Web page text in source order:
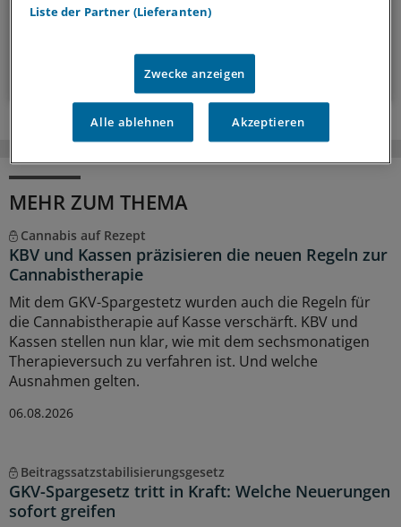
Zum Abonnieren bitte anmelden
MEHR ZUM THEMA
Cannabis auf Rezept
KBV und Kassen präzisieren die neuen Regeln zur
Cannabistherapie
Mit dem GKV-Spargestetz wurden auch die Regeln für
die Cannabistherapie auf Kasse verschärft. KBV und
Kassen stellen nun klar, wie mit dem sechsmonatigen
Therapieversuch zu verfahren ist. Und welche
Ausnahmen gelten.
06.08.2026
Beitragssatzstabilisierungsgesetz
GKV-Spargesetz tritt in Kraft: Welche Neuerungen
sofort greifen
Liste der Partner (Lieferanten)
Zwecke anzeigen
Alle ablehnen Akzeptieren